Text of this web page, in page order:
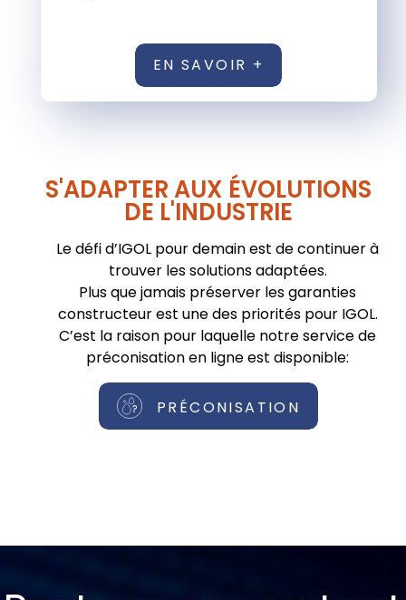
EN SAVOIR +
S'ADAPTER AUX ÉVOLUTIONS
DE L'INDUSTRIE
Le défi d’IGOL pour demain est de continuer à
trouver les solutions adaptées.
Plus que jamais préserver les garanties
constructeur est une des priorités pour IGOL.
C’est la raison pour laquelle notre service de
préconisation en ligne est disponible:
PRÉCONISATION